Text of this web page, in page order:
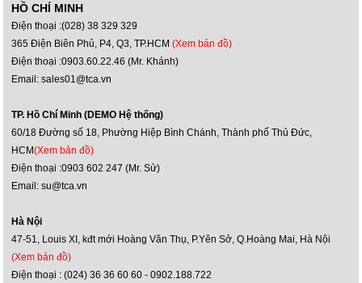
HỒ CHÍ MINH
Điện thoại :(028) 38 329 329
365 Điện Biên Phủ, P4, Q3, TP.HCM(Xem bản đồ)
Điện thoại :0903.60.22.46 (Mr. Khánh)
Email: sales01@tca.vn
TP. Hồ Chí Minh (DEMO Hệ thống)
60/18 Đường số 18, Phường Hiệp Bình Chánh, Thành phố Thủ Đức,
HCM(Xem bản đồ)
Điện thoại :0903 602 247 (Mr. Sử)
Email: su@tca.vn
Hà Nội
47-51, Louis XI, kđt mới Hoàng Văn Thụ, P.Yên Sở, Q.Hoàng Mai, Hà Nội
(Xem bản đồ)
Điện thoại : (024) 36 36 60 60 - 0902.188.722